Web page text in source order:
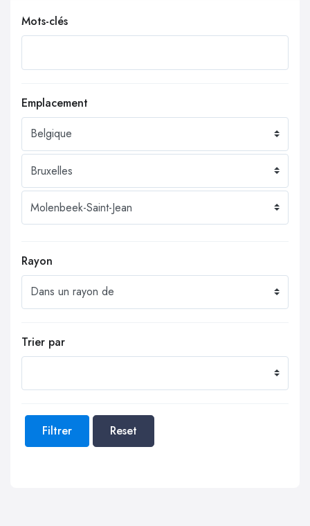
Mots-clés
Emplacement
Rayon
Trier par
Filtrer Reset